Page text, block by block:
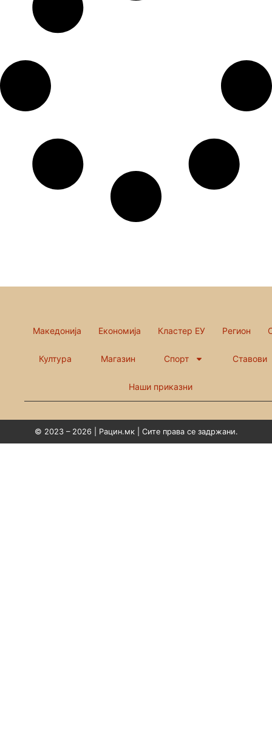
Македонија Економија Кластер ЕУ Регион
Култура Магазин Спорт Ставови
Наши приказни
© 2023 – 2026 | Рацин.мк | Сите права се задржани.